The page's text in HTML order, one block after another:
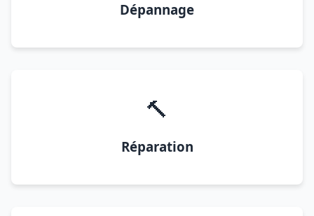
Dépannage
🔨
Réparation